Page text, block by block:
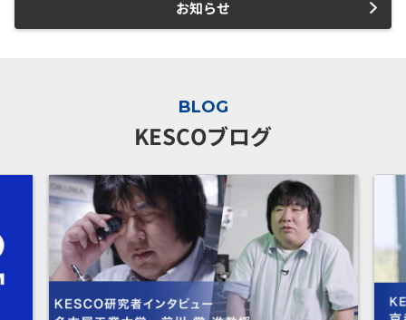
お知らせ
BLOG
KESCOブログ